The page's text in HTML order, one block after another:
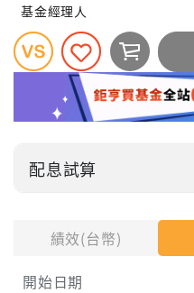
績效(台幣)
開始日期
基金經理人
配息試算
試算區間